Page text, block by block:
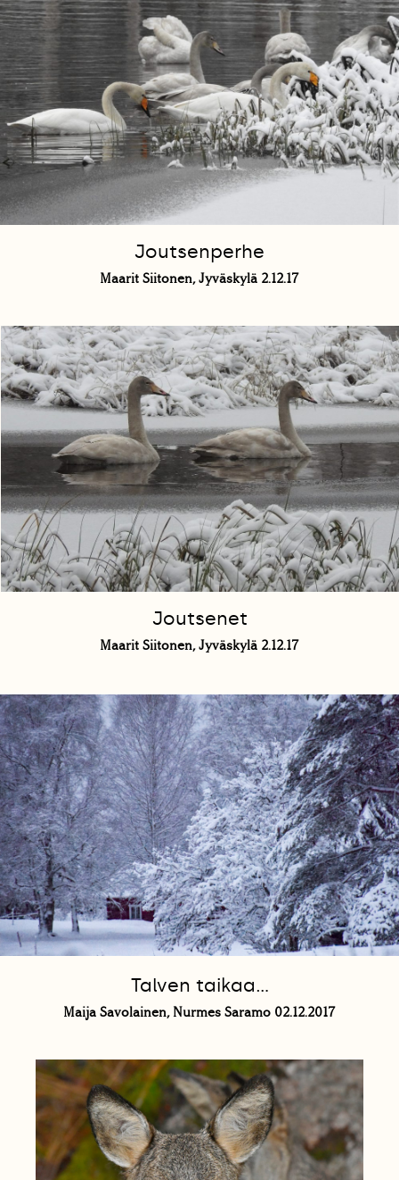
Joutsenperhe
Maarit Siitonen, Jyväskylä 2.12.17
Joutsenet
Maarit Siitonen, Jyväskylä 2.12.17
Talven taikaa...
Maija Savolainen, Nurmes Saramo 02.12.2017